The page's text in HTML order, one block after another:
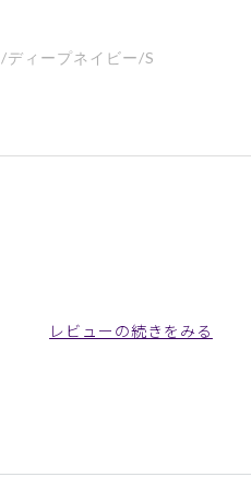
ィープネイビー/S
も気にならずに洗濯しても乾き
レビューの続きをみる